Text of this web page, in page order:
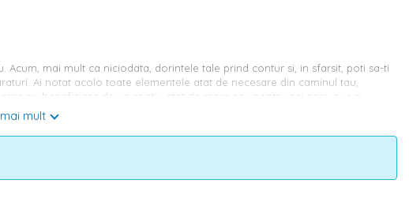
mai mult ca niciodata, dorintele tale prind contur si, in sfarsit, poti sa-ti
Ai notat acolo toate elementele atat de necesare din caminul tau,
nu beneficiaza de un spatiu atat de mare sau pentru cei care, pur si
storurile si jaluzelele sa completeze perfect spatiul din incaperi, precum:
casa ta
mult